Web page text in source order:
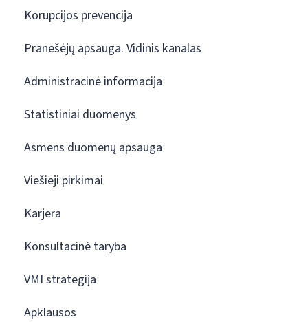
Korupcijos prevencija
Pranešėjų apsauga. Vidinis kanalas
Administracinė informacija
Statistiniai duomenys
Asmens duomenų apsauga
Viešieji pirkimai
Karjera
Konsultacinė taryba
VMI strategija
Apklausos